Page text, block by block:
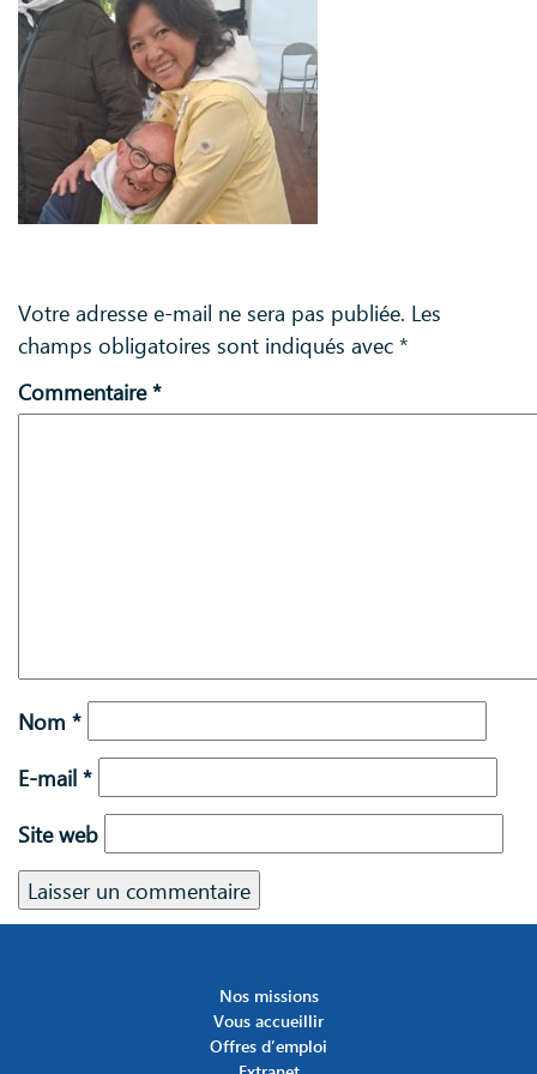
Votre adresse e-mail ne sera pas publiée. Les
champs obligatoires sont indiqués avec *
Commentaire*
Nom *
E-mail *
Site web
Nos missions
Vous accueillir
Offres d’emploi